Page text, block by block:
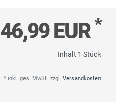
46,99 EUR*
Inhalt 1 Stück
* inkl. ges. MwSt. zzgl. Versandkosten